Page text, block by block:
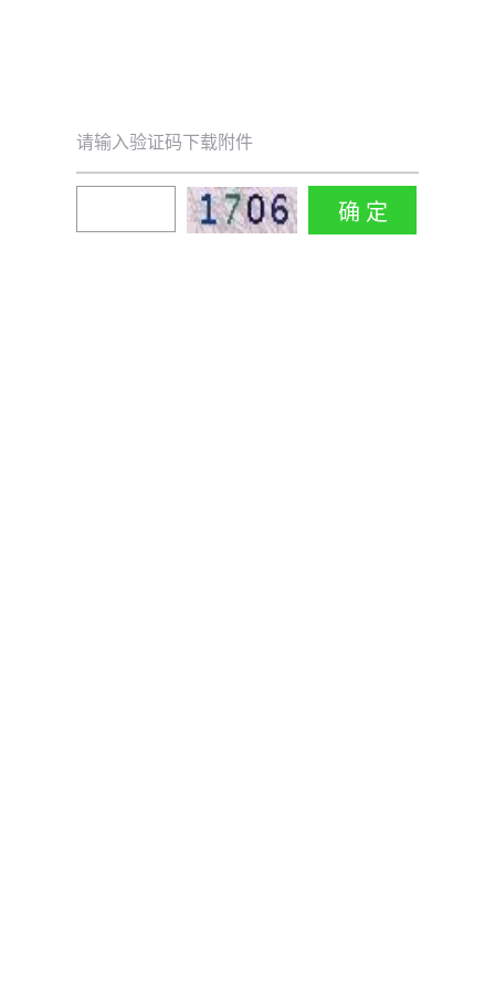
请输入验证码下载附件